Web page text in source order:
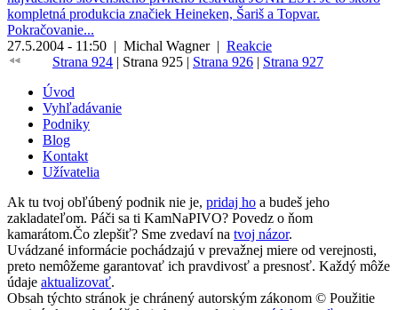
kompletná produkcia značiek Heineken, Šariš a Topvar.
Pokračovanie...
27.5.2004 - 11:50 | Michal Wagner | Reakcie
Strana 924 | Strana 925 | Strana 926 | Strana 927
Úvod
Vyhľadávanie
Podniky
Blog
Kontakt
Užívatelia
Ak tu tvoj obľúbený podnik nie je, pridaj ho a budeš jeho
zakladateľom. Páči sa ti KamNaPIVO? Povedz o ňom
kamarátom.Čo zlepšiť? Sme zvedaví na tvoj názor.
Uvádzané informácie pochádzajú v prevažnej miere od verejnosti,
preto nemôžeme garantovať ich pravdivosť a presnosť. Každý môže
údaje aktualizovať.
Obsah týchto stránok je chránený autorským zákonom © Použitie